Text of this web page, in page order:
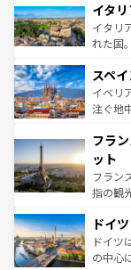
イタ
イタリ
れた国。
ろん、
景など
ピザや
ませて
なお、
しい。
スペ
イベリ
注ぐ地
文化が
れる闘
る。首
アート
せる。
ンテン
フラ
ット
フラン
指の観
で、幅
聖堂、
から魅
ドイツ
ドイツ
の中心